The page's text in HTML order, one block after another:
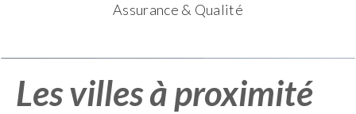
Assurance & Qualité
Les villes à proximité